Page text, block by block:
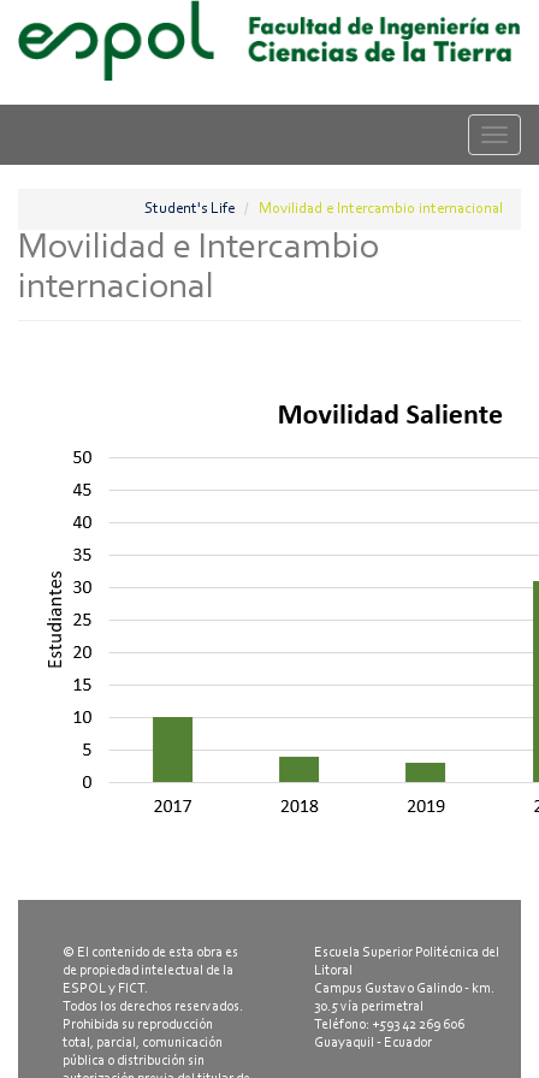
main
Toggle
Student's Life Movilidad e Intercambio internacional
Movilidad e Intercambio
internacional
© El contenido de esta obra es
de propiedad intelectual de la
ESPOL y FICT.
Todos los derechos reservados.
Prohibida su reproducción
total, parcial, comunicación
pública o distribución sin
Escuela Superior Politécnica del
Litoral
Campus Gustavo Galindo - km.
30.5 vía perimetral
Teléfono: +593 42 269 606
Guayaquil - Ecuador